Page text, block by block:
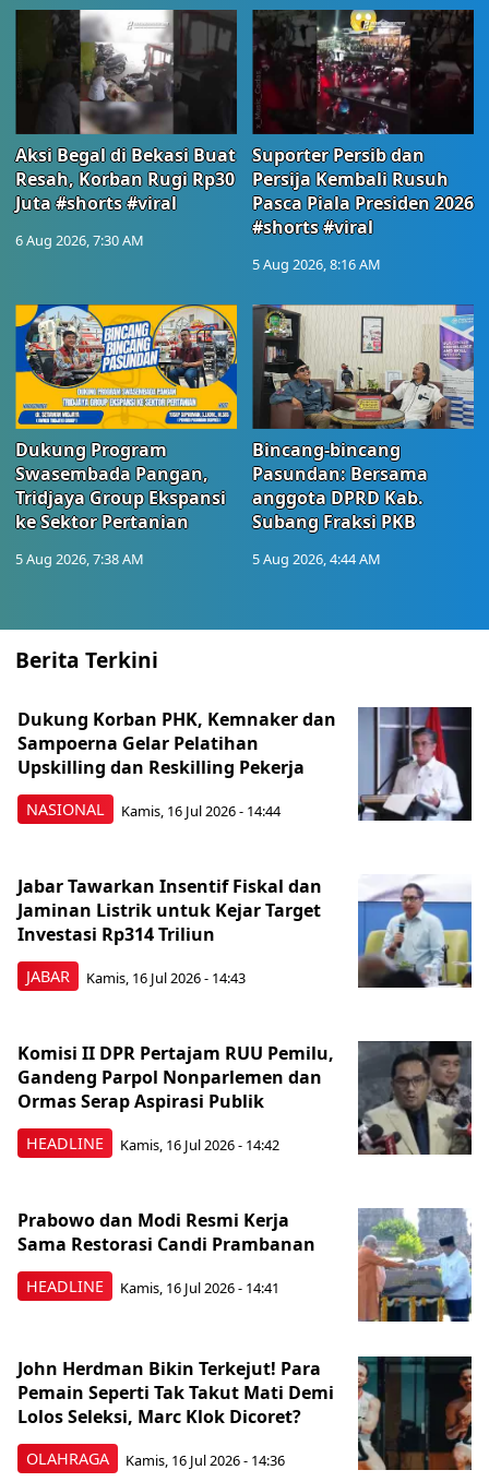
Aksi Begal di Bekasi Buat
Resah, Korban Rugi Rp30
Juta #shorts #viral
6 Aug 2026, 7:30 AM
Suporter Persib dan
Persija Kembali Rusuh
Pasca Piala Presiden 2026
#shorts #viral
5 Aug 2026, 8:16 AM
Dukung Program
Swasembada Pangan,
Tridjaya Group Ekspansi
ke Sektor Pertanian
5 Aug 2026, 7:38 AM
Bincang-bincang
Pasundan: Bersama
anggota DPRD Kab.
Subang Fraksi PKB
5 Aug 2026, 4:44 AM
Berita Terkini
NASIONAL
Dukung Korban PHK, Kemnaker dan
Sampoerna Gelar Pelatihan
Upskilling dan Reskilling Pekerja
Kamis, 16 Jul 2026 - 14:44
JABAR
Jabar Tawarkan Insentif Fiskal dan
Jaminan Listrik untuk Kejar Target
Investasi Rp314 Triliun
Kamis, 16 Jul 2026 - 14:43
HEADLINE
Komisi II DPR Pertajam RUU Pemilu,
Gandeng Parpol Nonparlemen dan
Ormas Serap Aspirasi Publik
Kamis, 16 Jul 2026 - 14:42
HEADLINE
Prabowo dan Modi Resmi Kerja
Sama Restorasi Candi Prambanan
Kamis, 16 Jul 2026 - 14:41
OLAHRAGA
John Herdman Bikin Terkejut! Para
Pemain Seperti Tak Takut Mati Demi
Lolos Seleksi, Marc Klok Dicoret?
Kamis, 16 Jul 2026 - 14:36